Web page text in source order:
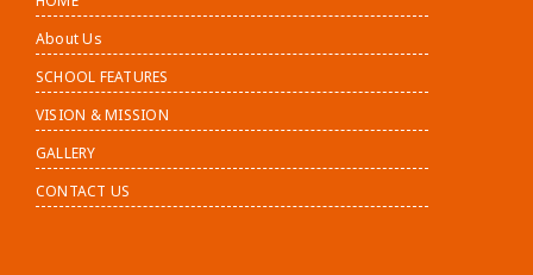
About Us
SCHOOL FEATURES
VISION & MISSION
GALLERY
CONTACT US